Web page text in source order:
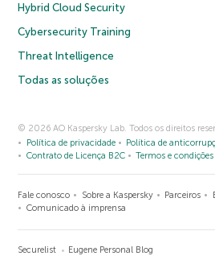
Hybrid Cloud Security
Cybersecurity Training
Threat Intelligence
Todas as soluções
© 2026 AO Kaspersky Lab. Todos os direitos
Política de privacidade
Política de
Contrato de Licença B2C
Termos e
Fale conosco Sobre a Kaspersky Parceiros
Comunicado à imprensa
Securelist Eugene Personal Blog